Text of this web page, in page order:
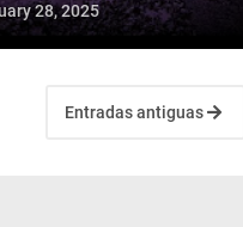
28, 2025
Entradas antiguas